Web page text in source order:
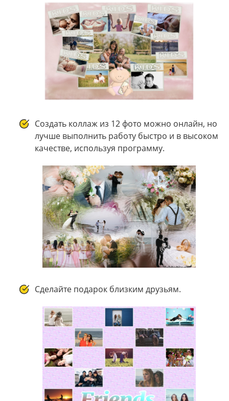
Создать коллаж из 12 фото можно онлайн, но
лучше выполнить работу быстро и в высоком
качестве, используя программу.
Сделайте подарок близким друзьям.